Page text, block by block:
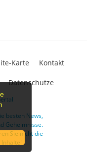
besten News,
Geheimnisse.
Sie nicht die
Karte Kontakt
Datenschutze